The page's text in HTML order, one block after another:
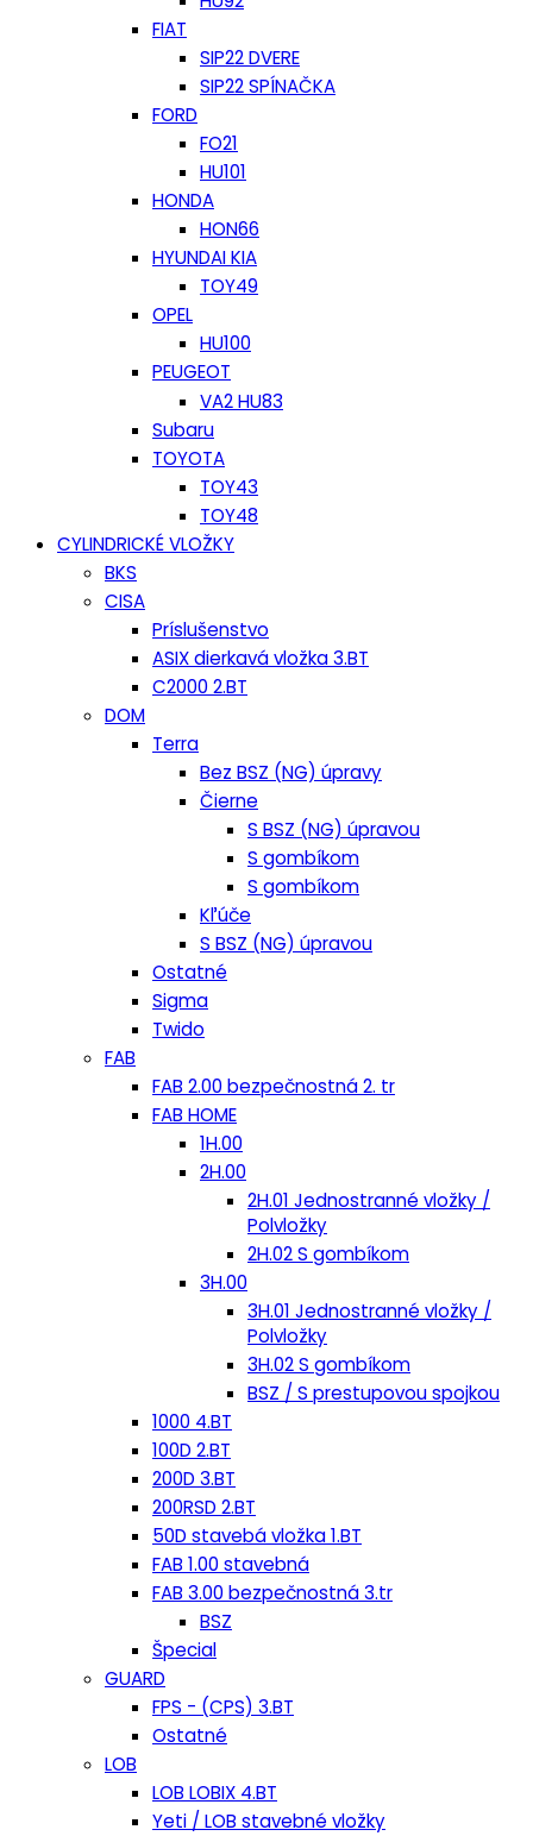
FIAT
SIP22 DVERE
SIP22 SPÍNAČKA
FORD
FO21
HU101
HONDA
HON66
HYUNDAI KIA
TOY49
OPEL
HU100
PEUGEOT
VA2 HU83
Subaru
TOYOTA
TOY43
TOY48
CYLINDRICKÉ VLOŽKY
BKS
CISA
Príslušenstvo
ASIX dierkavá vložka 3.BT
C2000 2.BT
DOM
Terra
Bez BSZ (NG) úpravy
Čierne
S BSZ (NG) úpravou
S gombíkom
S gombíkom
Kľúče
S BSZ (NG) úpravou
Ostatné
Sigma
Twido
FAB
FAB 2.00 bezpečnostná 2. tr
FAB HOME
1H.00
2H.00
2H.01 Jednostranné vložky /
Polvložky
2H.02 S gombíkom
3H.00
3H.01 Jednostranné vložky /
Polvložky
3H.02 S gombíkom
BSZ / S prestupovou spojkou
1000 4.BT
100D 2.BT
200D 3.BT
200RSD 2.BT
50D stavebá vložka 1.BT
FAB 1.00 stavebná
FAB 3.00 bezpečnostná 3.tr
BSZ
Špecial
GUARD
FPS - (CPS) 3.BT
Ostatné
LOB
LOB LOBIX 4.BT
Yeti / LOB stavebné vložky